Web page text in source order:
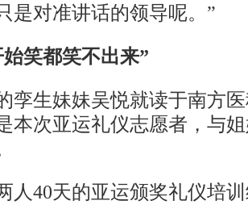
是对准讲话的领导呢。”
笑都笑不出来”
生妹妹吴悦就读于南方医
本次亚运礼仪志愿者，与
40天的亚运颁奖礼仪培训